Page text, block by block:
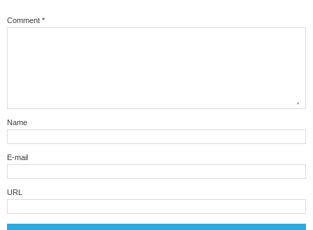
Comment *
Name
E-mail
URL